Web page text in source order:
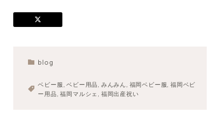
blog
ベビー服 ,ベビー用品 みんみん 福岡ベビー服 ,福岡ベビ
ー用品 ,福岡マルシェ 福岡出産祝い